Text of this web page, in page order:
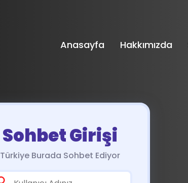
Anasayfa Hakkımızda
Sohbet Girişi
Türkiye Burada Sohbet Ediyor